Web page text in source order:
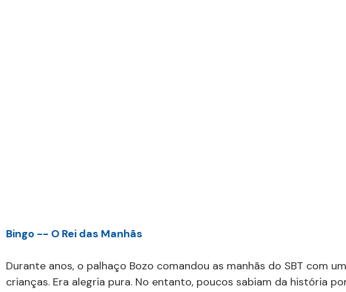
Bingo -- O Rei das Manhãs
Durante anos, o palhaço Bozo comandou as manhãs do SBT com
crianças. Era alegria pura. No entanto, poucos sabiam da história